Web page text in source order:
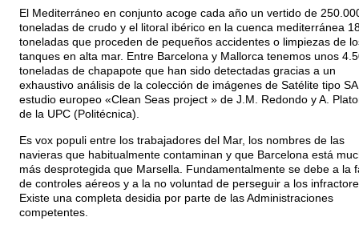
El Mediterráneo en conjunto acoge cada año un vertido de
toneladas de crudo y el litoral ibérico en la cuenca mediterránea
toneladas que proceden de pequeños accidentes o limpiezas de
tanques en alta mar. Entre Barcelona y Mallorca tenemos unos
toneladas de chapapote que han sido detectadas gracias a un
exhaustivo análisis de la colección de imágenes de Satélite tipo
estudio europeo «Clean Seas project » de J.M. Redondo y A.
de la UPC (Politécnica).
Es vox populi entre los trabajadores del Mar, los nombres de las
navieras que habitualmente contaminan y que Barcelona está
más desprotegida que Marsella. Fundamentalmente se debe a la
de controles aéreos y a la no voluntad de perseguir a los
Existe una completa desidia por parte de las Administraciones
competentes.